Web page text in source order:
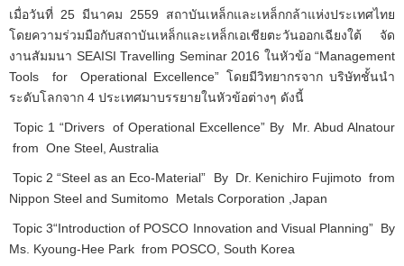
เมื่อวันที่ 25 มีนาคม 2559 สถาบันเหล็กและเหล็กกล้าแห่งประเทศไทย
โดยความร่วมมือกับสถาบันเหล็กและเหล็กเอเชียตะวันออกเฉียงใต้ จัด
งานสัมมนา SEAISI Travelling Seminar 2016 ในหัวข้อ “Management
Tools for Operational Excellence” โดยมีวิทยากรจาก บริษัทชั้นนำ
ระดับโลกจาก 4 ประเทศมาบรรยายในหัวข้อต่างๆ ดังนี้
Topic 1 “Drivers of Operational Excellence” By Mr. Abud Alnatour
from One Steel, Australia
Topic 2 “Steel as an Eco-Material” By Dr. Kenichiro Fujimoto from
Nippon Steel and Sumitomo Metals Corporation ,Japan
Topic 3“Introduction of POSCO Innovation and Visual Planning” By
Ms. Kyoung-Hee Park from POSCO, South Korea